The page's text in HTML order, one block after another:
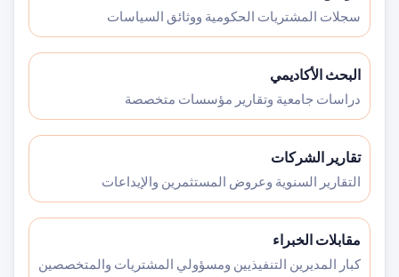
سجلات المشتريات الحكومية ووثائق السياسات
البحث الأكاديمي
دراسات جامعية وتقارير مؤسسات متخصصة
تقارير الشركات
التقارير السنوية وعروض المستثمرين والإيداعات
مقابلات الخبراء
كبار المديرين التنفيذيين ومسؤولي المشتريات والمتخصصين